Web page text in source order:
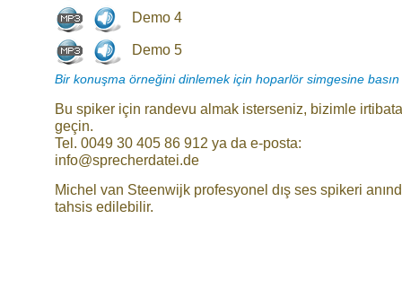
Demo 4
Demo 5
Bir konuşma örneğini dinlemek için hoparlör simgesine basın
Bu spiker için randevu almak isterseniz, bizimle irtibata
geçin.
Tel. 0049 30 405 86 912 ya da e-posta:
info@sprecherdatei.de
Michel van Steenwijk profesyonel dış ses spikeri
tahsis edilebilir.